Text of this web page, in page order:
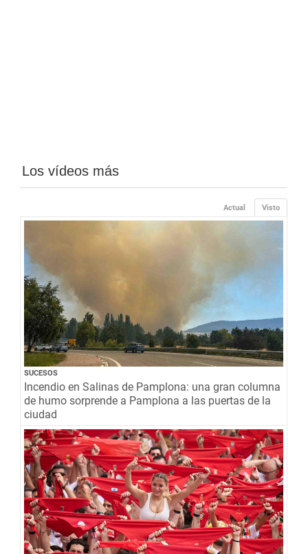
Los vídeos más
Visto
Actual
SUCESOS
Incendio en Salinas de Pamplona: una gran columna
de humo sorprende a Pamplona a las puertas de la
ciudad